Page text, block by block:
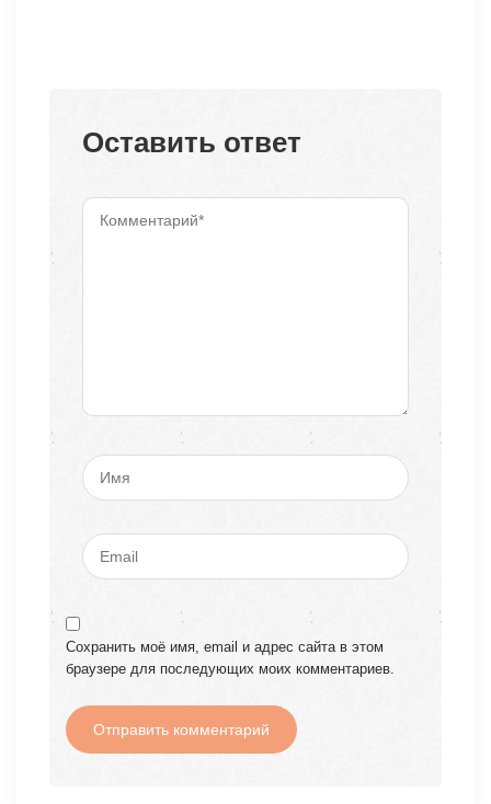
Оставить ответ
Сохранить моё имя, email и адрес сайта в этом
браузере для последующих моих комментариев.